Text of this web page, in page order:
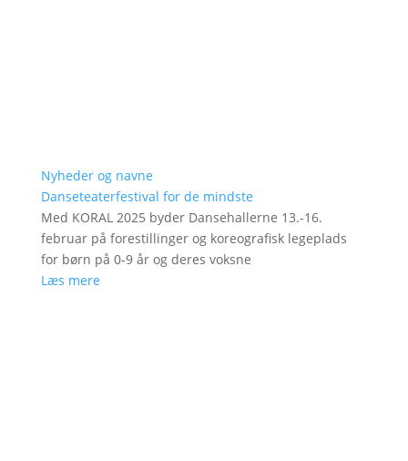
Nyheder og navne
Danseteaterfestival for de mindste
Med KORAL 2025 byder Dansehallerne 13.-16.
februar på forestillinger og koreografisk legeplads
for børn på 0-9 år og deres voksne
Læs mere